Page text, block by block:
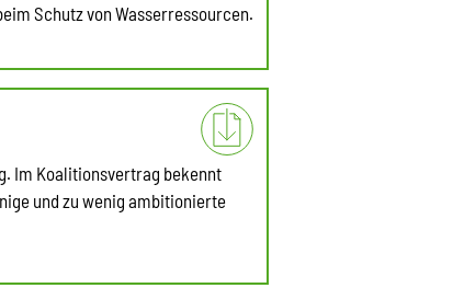
Schutz von Wasserressourcen.
Im Koalitionsvertrag bekennt
und zu wenig ambitionierte